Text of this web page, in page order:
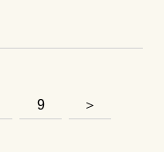
9 ＞